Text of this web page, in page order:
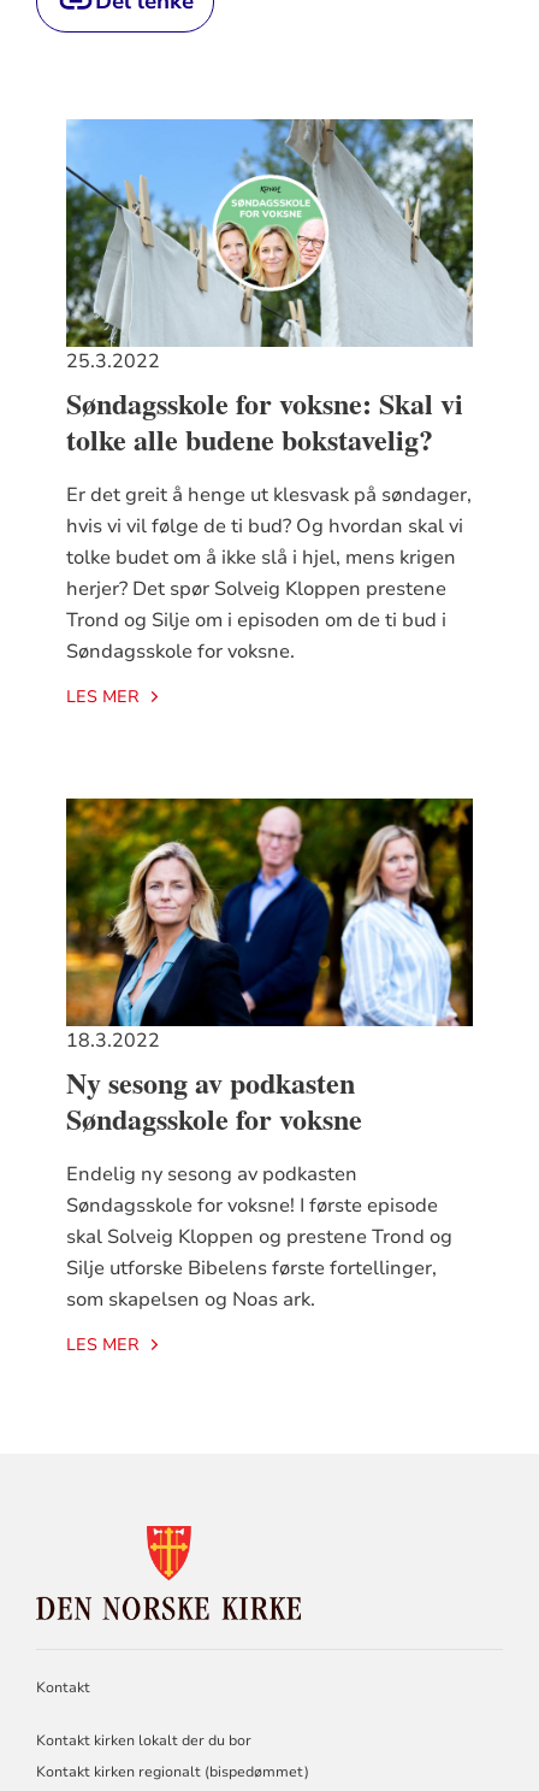
25.3.2022
Søndagsskole for voksne: Skal vi
tolke alle budene bokstavelig?
Er det greit å henge ut klesvask på søndager,
hvis vi vil følge de ti bud? Og hvordan skal vi
tolke budet om å ikke slå i hjel, mens krigen
herjer? Det spør Solveig Kloppen prestene
Trond og Silje om i episoden om de ti bud i
Søndagsskole for voksne.
LES MER
18.3.2022
Ny sesong av podkasten
Søndagsskole for voksne
Endelig ny sesong av podkasten
Søndagsskole for voksne! I første episode
skal Solveig Kloppen og prestene Trond og
Silje utforske Bibelens første fortellinger,
som skapelsen og Noas ark.
LES MER
NORSKE
KIRKE
Kontakt
Kontakt kirken lokalt der du bor
Kontakt kirken regionalt (bispedømmet)